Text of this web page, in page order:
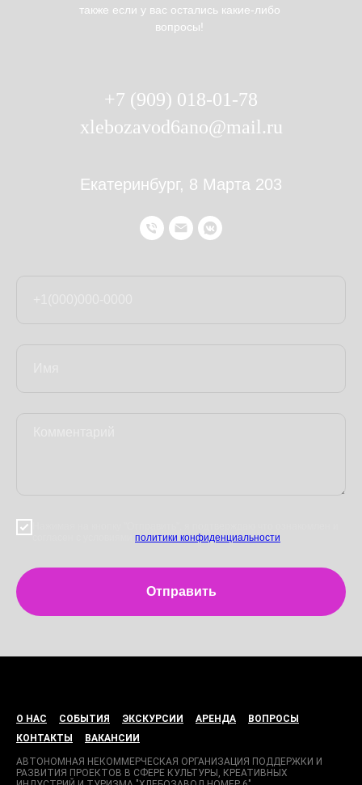
также если у вас остались какие-либо
вопросы!
+7 (909) 018-01-78
xlebozavod6ano@mail.ru
Екатеринбург, 8 Марта 203
политики конфиденциальности
Отправить
О НАС СОБЫТИЯ ЭКСКУРСИИ АРЕНДА
ВОПРОСЫ
КОНТАКТЫ
ВАКАНСИИ
АВТОНОМНАЯ НЕКОММЕРЧЕСКАЯ ОРГАНИЗАЦИЯ ПОДДЕРЖКИ И
РАЗВИТИЯ ПРОЕКТОВ В СФЕРЕ КУЛЬТУРЫ, КРЕАТИВНЫХ